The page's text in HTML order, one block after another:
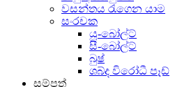
වසන්තය රැගෙන යාම
සංරචක
යූ-බෝල්ට්
සී-බෝල්ට්
බුෂ්
ශබ්ද විරෝධී පෑඩ්
සම්පත්